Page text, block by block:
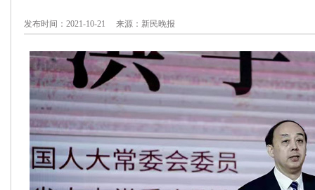
发布时间：2021-10-21 来源： 新民晚报